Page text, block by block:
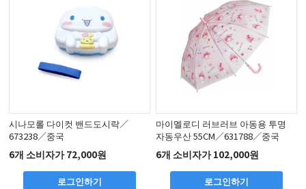
시나모롤 다이컷 밴드도시락／
673238／중국
6개 소비자가 72,000원
로그인하기
마이멜로디 러브러브 아동용 투명
자동우산 55CM／631788／중국
6개 소비자가 102,000원
로그인하기